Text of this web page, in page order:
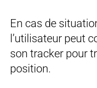
En cas de
l’utilisateur peut
son tracker pour
position.